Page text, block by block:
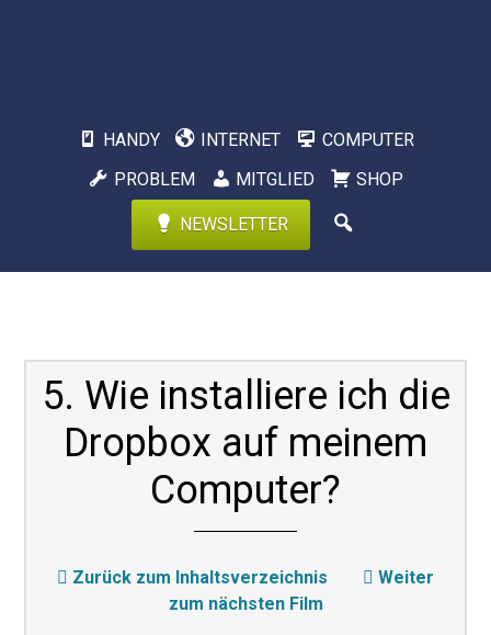
HANDY INTERNET
COMPUTER
PROBLEM
MITGLIED SHOP
NEWSLETTER
5. Wie installiere ich die
Dropbox auf meinem
Computer?
Zurück zum Inhaltsverzeichnis
Weiter
zum nächsten Film